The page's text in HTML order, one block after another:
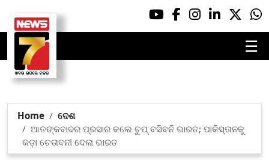
☰
Home
ଦେଶ
ଆତଙ୍କବାଦର ପ୍ରସାର କଲେ ଚୁପ୍ ବସିବନି ଭାରତ; ପାକିସ୍ତାନକୁ
କଡ଼ା ଚେତାବନୀ ଦେଲା ଭାରତ